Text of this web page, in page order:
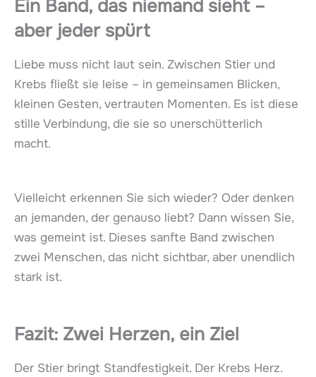
Ein Band, das niemand sieht –
aber jeder spürt
Liebe muss nicht laut sein. Zwischen Stier und
Krebs fließt sie leise – in gemeinsamen Blicken,
kleinen Gesten, vertrauten Momenten. Es ist diese
stille Verbindung, die sie so unerschütterlich
macht.
Vielleicht erkennen Sie sich wieder? Oder denken
an jemanden, der genauso liebt? Dann wissen Sie,
was gemeint ist. Dieses sanfte Band zwischen
zwei Menschen, das nicht sichtbar, aber unendlich
stark ist.
Fazit: Zwei Herzen, ein Ziel
Der Stier bringt Standfestigkeit. Der Krebs Herz.